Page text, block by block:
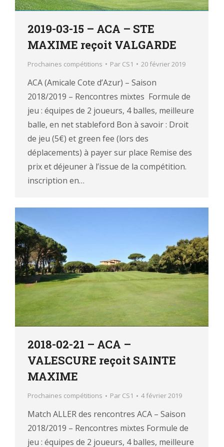
2019-03-15 – ACA – STE
MAXIME reçoit VALGARDE
Prochaines compétitions Par CS1 20 février 2019
ACA (Amicale Cote d’Azur) – Saison
2018/2019 – Rencontres mixtes Formule de
jeu : équipes de 2 joueurs, 4 balles, meilleure
balle, en net stableford Bon à savoir : Droit
de jeu (5€) et green fee (lors des
déplacements) à payer sur place Remise des
prix et déjeuner à l’issue de la compétition.
inscription en…
2018-02-21 – ACA –
VALESCURE reçoit SAINTE
MAXIME
Prochaines compétitions Par CS1 4 février 2019
Match ALLER des rencontres ACA – Saison
2018/2019 – Rencontres mixtes Formule de
jeu : équipes de 2 joueurs, 4 balles, meilleure